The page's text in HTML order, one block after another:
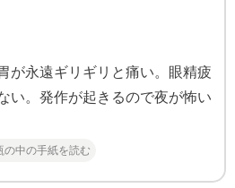
が永遠ギリギリと痛い。眼精疲
い。発作が起きるので夜が怖い
の中の手紙を読む